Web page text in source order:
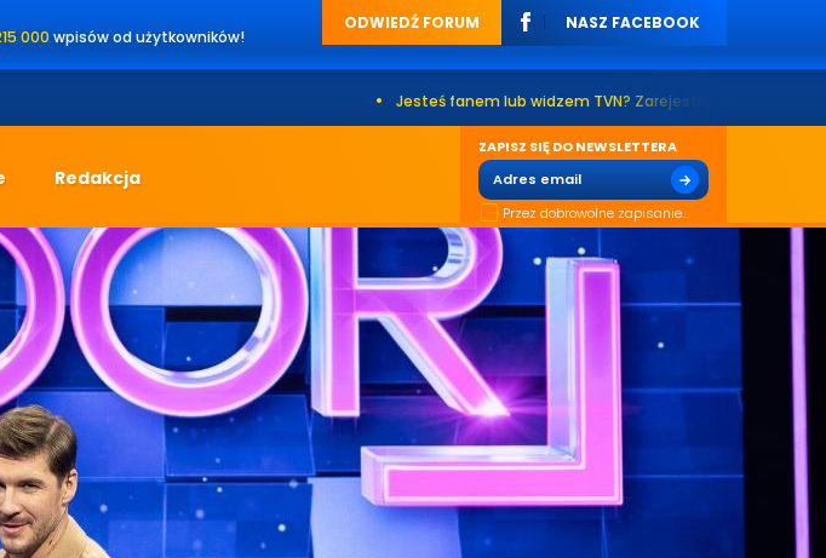
000 wpisów od użytkowników!
ODWIEDŹ FORUM NASZ FACEBOOK
Jesteś fanem lub widzem TVN? Zarejestruj się na naszym forum.
Redakcja
ZAPISZ SIĘ DO NEWSLETTERA
Przez dobrowolne zapisanie...